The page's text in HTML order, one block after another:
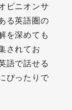
ピニオンサ
る英語圏の
を深めても
されてお
語で話せる
ぴったりで